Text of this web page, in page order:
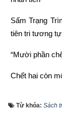
Sấm Trạng
tiên tri tương tự
“Mười phần
Chết hai còn
được xem.
Từ khóa: Sách